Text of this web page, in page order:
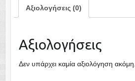
Αξιολογήσεις (0)
Αξιολογήσεις
Δεν υπάρχει καμία αξιολόγηση ακόμη.